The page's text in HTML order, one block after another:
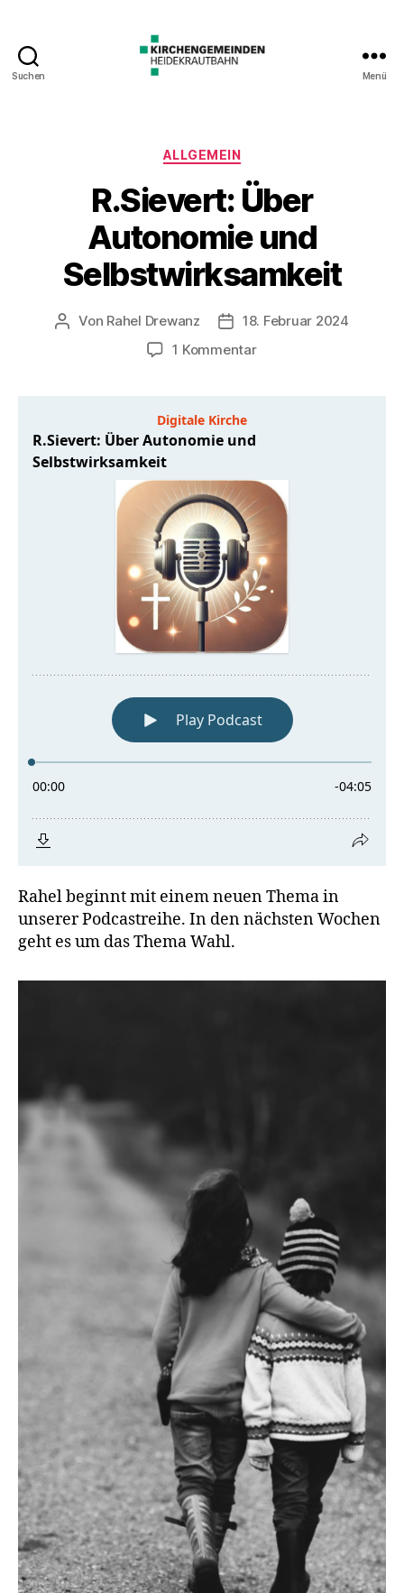
Suchen Menü
Kategorien
ALLGEMEIN
R.Sievert: Über
Autonomie und
Selbstwirksamkeit
Beitragsautor
Von Rahel Drewanz Veröffentlichungsdatum
18. Februar 2024
1 Kommentarzu
Rahel beginnt mit einem neuen Thema in
unserer Podcastreihe. In den nächsten Wochen
geht es um das Thema Wahl.